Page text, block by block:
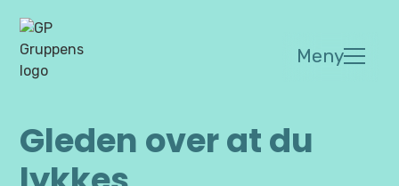
Meny
Gleden over at du